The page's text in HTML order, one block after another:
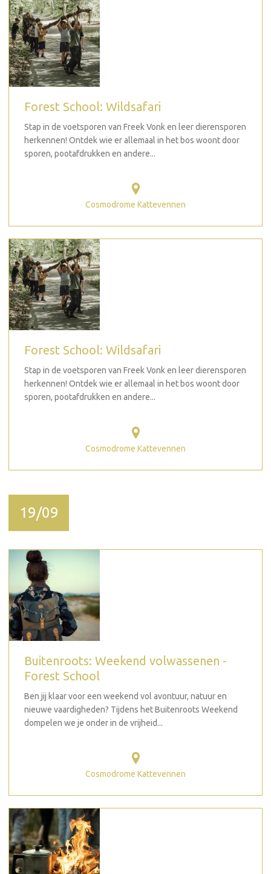
Forest School: Wildsafari
Stap in de voetsporen van Freek Vonk en leer dierensporen
herkennen! Ontdek wie er allemaal in het bos woont door
sporen, pootafdrukken en andere...
Cosmodrome Kattevennen
Forest School: Wildsafari
Stap in de voetsporen van Freek Vonk en leer dierensporen
herkennen! Ontdek wie er allemaal in het bos woont door
sporen, pootafdrukken en andere...
Cosmodrome Kattevennen
19/09
Buitenroots: Weekend volwassenen -
Forest School
Ben jij klaar voor een weekend vol avontuur, natuur en
nieuwe vaardigheden? Tijdens het Buitenroots Weekend
dompelen we je onder in de vrijheid...
Cosmodrome Kattevennen